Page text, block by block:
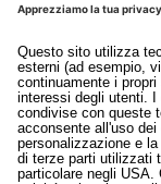
Contatto
EDI